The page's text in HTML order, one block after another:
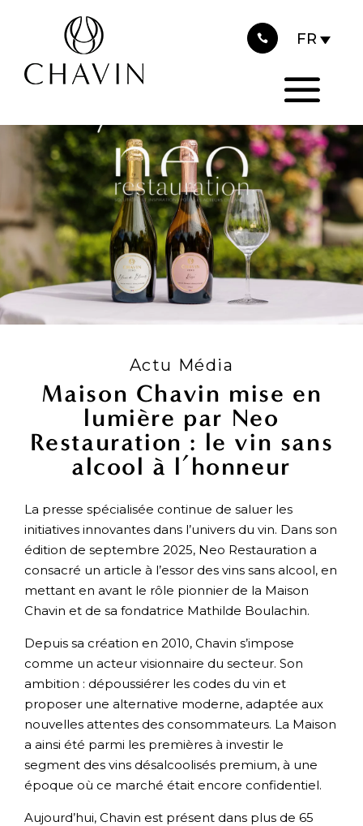
Actu Média
Maison Chavin mise en
lumière par Neo
Restauration : le vin sans
alcool à l’honneur
La presse spécialisée continue de saluer les
initiatives innovantes dans l’univers du vin. Dans son
édition de septembre 2025, Neo Restauration a
consacré un article à l’essor des vins sans alcool, en
mettant en avant le rôle pionnier de la Maison
Chavin et de sa fondatrice Mathilde Boulachin.
Depuis sa création en 2010, Chavin s’impose
comme un acteur visionnaire du secteur. Son
ambition : dépoussiérer les codes du vin et
proposer une alternative moderne, adaptée aux
nouvelles attentes des consommateurs. La Maison
a ainsi été parmi les premières à investir le
segment des vins désalcoolisés premium, à une
époque où ce marché était encore confidentiel.
Aujourd’hui, Chavin est présent dans plus de 65